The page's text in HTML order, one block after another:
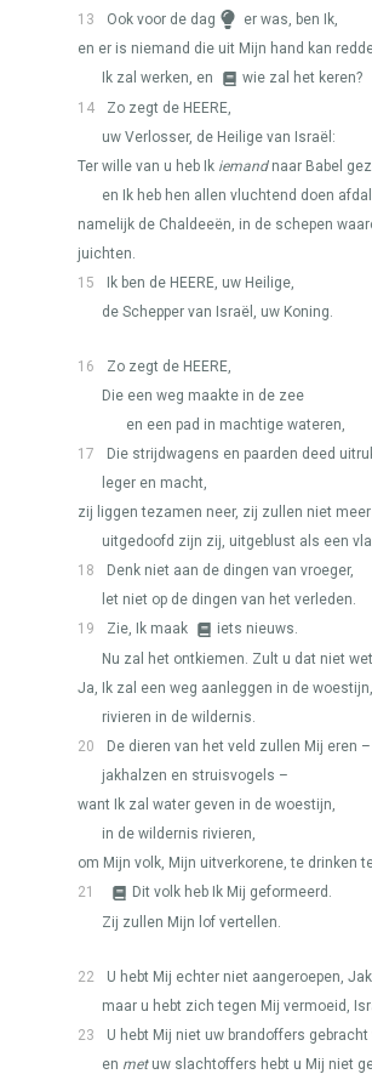
13
Ook voor de dag
er was, ben Ik,
en er is niemand die uit Mijn hand kan
Ik zal werken, en
wie zal het keren?
14
Zo zegt de HEERE,
uw Verlosser, de Heilige van Israël:
Ter wille van u heb Ik iemandnaar Babel
en Ik heb hen allen vluchtend doen
namelijk de Chaldeeën, in de schepen
juichten.
15
Ik ben de HEERE, uw Heilige,
de Schepper van Israël, uw Koning.
16 Zo zegt de HEERE,
Die een weg maakte in de zee
en een pad in machtige wateren,
17
Die strijdwagens en paarden deed
leger en macht,
zij liggen tezamen neer, zij zullen niet
uitgedoofd zijn zij, uitgeblust als een
18
Denk niet aan de dingen van vroeger,
let niet op de dingen van het verleden.
19
Zie, Ik maak
iets nieuws.
Nu zal het ontkiemen. Zult u dat niet
Ja, Ik zal een weg aanleggen in de woestijn,
rivieren in de wildernis.
20
De dieren van het veld zullen Mij eren –
jakhalzen en struisvogels –
want Ik zal water geven in de woestijn,
in de wildernis rivieren,
om Mijn volk, Mijn uitverkorene, te drinken
21
Dit volk heb Ik Mij geformeerd.
Zij zullen Mijn lof vertellen.
22
U hebt Mij echter niet aangeroepen,
maar u hebt zich tegen Mij vermoeid,
23
U hebt Mij niet uw brandoffers
en metuw slachtoffers hebt u Mij niet